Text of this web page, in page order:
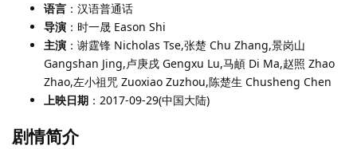
语言 ：汉语普通话
导演 ：时一晟 Eason Shi
主演 ：谢霆锋 Nicholas Tse,张楚 Chu Zhang,景岗山
Gangshan Jing,卢庚戌 Gengxu Lu,马頔 Di Ma,赵照 Zhao
Zhao,左小祖咒 Zuoxiao Zuzhou,陈楚生 Chusheng Chen
上映日期 ：2017-09-29(中国大陆)
剧情简介